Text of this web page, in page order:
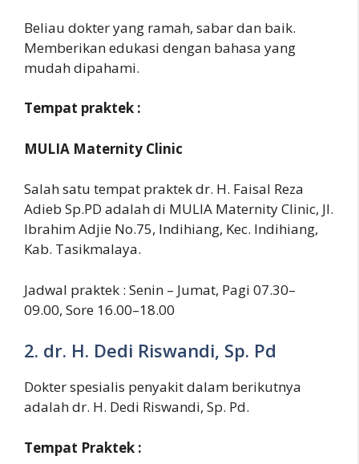
Beliau dokter yang ramah, sabar dan baik.
Memberikan edukasi dengan bahasa yang
mudah dipahami.
Tempat praktek :
MULIA Maternity Clinic
Salah satu tempat praktek dr. H. Faisal Reza
Adieb Sp.PD adalah di MULIA Maternity Clinic, Jl.
Ibrahim Adjie No.75, Indihiang, Kec. Indihiang,
Kab. Tasikmalaya.
Jadwal praktek : Senin – Jumat, Pagi 07.30–
09.00, Sore 16.00–18.00
2. dr. H. Dedi Riswandi, Sp. Pd
Dokter spesialis penyakit dalam berikutnya
adalah dr. H. Dedi Riswandi, Sp. Pd.
Tempat Praktek :